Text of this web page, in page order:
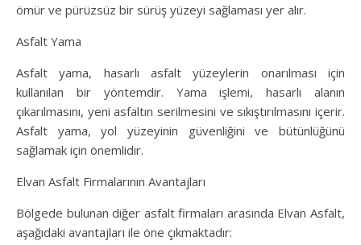
ömür ve pürüzsüz bir sürüş yüzeyi sağlaması yer alır.
Asfalt Yama
Asfalt yama, hasarlı asfalt yüzeylerin onarılması için
kullanılan bir yöntemdir. Yama işlemi, hasarlı alanın
çıkarılmasını, yeni asfaltın serilmesini ve sıkıştırılmasını içerir.
Asfalt yama, yol yüzeyinin güvenliğini ve bütünlüğünü
sağlamak için önemlidir.
Elvan Asfalt Firmalarının Avantajları
Bölgede bulunan diğer asfalt firmaları arasında Elvan Asfalt,
aşağıdaki avantajları ile öne çıkmaktadır: